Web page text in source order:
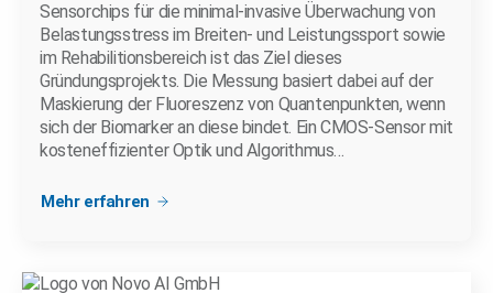
Sensorchips für die minimal-invasive Überwachung von
Belastungsstress im Breiten- und Leistungssport sowie
im Rehabilitionsbereich ist das Ziel dieses
Gründungsprojekts. Die Messung basiert dabei auf der
Maskierung der Fluoreszenz von Quantenpunkten, wenn
sich der Biomarker an diese bindet. Ein CMOS-Sensor mit
kosteneffizienter Optik und Algorithmus…
Mehr erfahren